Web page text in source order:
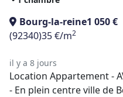
Bourg-la-reine1 050 €
(92340)35 €/m2
il y a 8 jours
Location Appartement -
- En plein centre ville de